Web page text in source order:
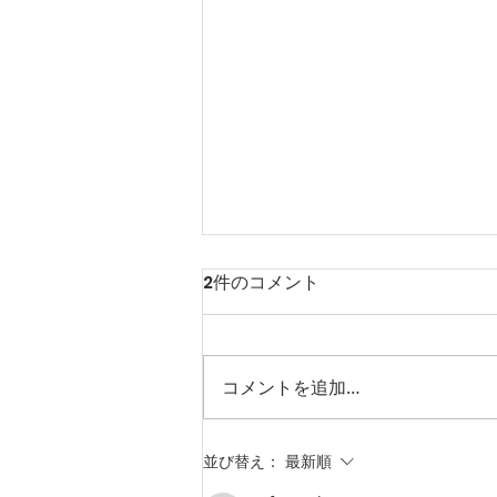
窪野米日記：vol.10｜中干し
2件のコメント
コメントを追加…
並び替え： 最新順